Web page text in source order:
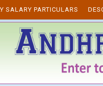
SALARY PARTICULARS